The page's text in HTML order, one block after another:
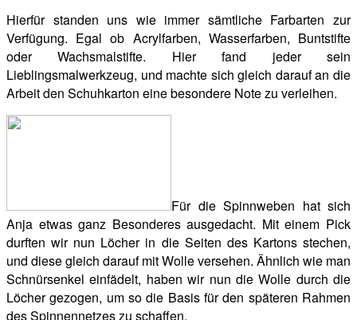
Hierfür standen uns wie immer sämtliche Farbarten zur
Verfügung. Egal ob Acrylfarben, Wasserfarben, Buntstifte
oder Wachsmalstifte. Hier fand jeder sein
Lieblingsmalwerkzeug, und machte sich gleich darauf an die
Arbeit den Schuhkarton eine besondere Note zu verleihen.
Für die Spinnweben hat sich
Anja etwas ganz Besonderes ausgedacht. Mit einem Pick
durften wir nun Löcher in die Seiten des Kartons stechen,
und diese gleich darauf mit Wolle versehen. Ähnlich wie man
Schnürsenkel einfädelt, haben wir nun die Wolle durch die
Löcher gezogen, um so die Basis für den späteren Rahmen
des Spinnennetzes zu schaffen.